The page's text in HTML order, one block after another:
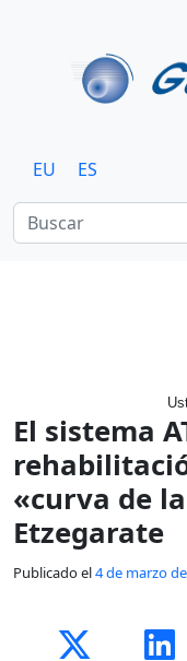
EU ES
El sistema
«curva de
Etzegarate
Publicado el4 de marzo